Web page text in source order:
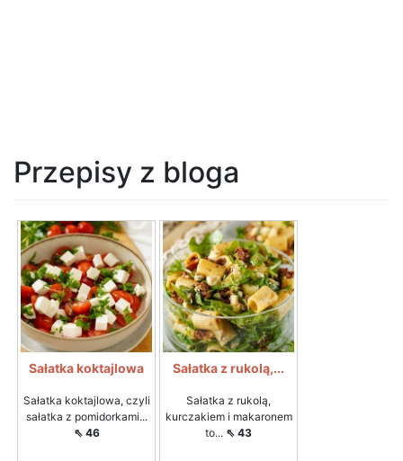
Przepisy z bloga
Sałatka koktajlowa
Sałatka koktajlowa, czyli
sałatka z pomidorkami...
⇖ 46
Sałatka z rukolą,...
Sałatka z rukolą,
kurczakiem i makaronem
to... ⇖ 43